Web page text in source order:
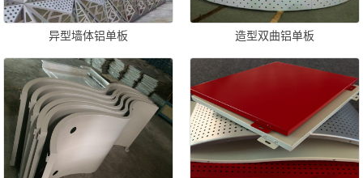
异型墙体铝单板 造型双曲铝单板